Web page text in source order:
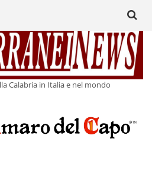
Calabria in Italia e nel mondo
for: